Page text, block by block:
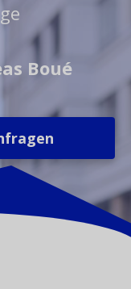
Boué